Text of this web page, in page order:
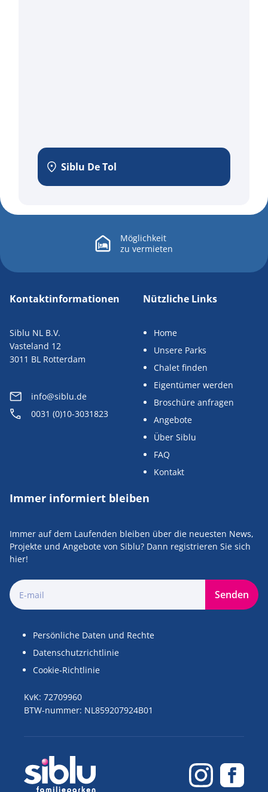
Siblu De Tol
Möglichkeit
zu vermieten
Kontaktinformationen
Siblu NL B.V.
Vasteland 12
3011 BL Rotterdam
info@siblu.de
0031 (0)10-3031823
Nützliche Links
Home
Unsere Parks
Chalet finden
Eigentümer werden
Broschüre anfragen
Angebote
Über Siblu
FAQ
Kontakt
Immer informiert bleiben
Immer auf dem Laufenden bleiben über die neuesten News,
Projekte und Angebote von Siblu? Dann registrieren Sie sich
hier!
Senden
KvK: 72709960
BTW-nummer: NL859207924B01
Persönliche Daten und Rechte
Datenschutzrichtlinie
Cookie-Richtlinie